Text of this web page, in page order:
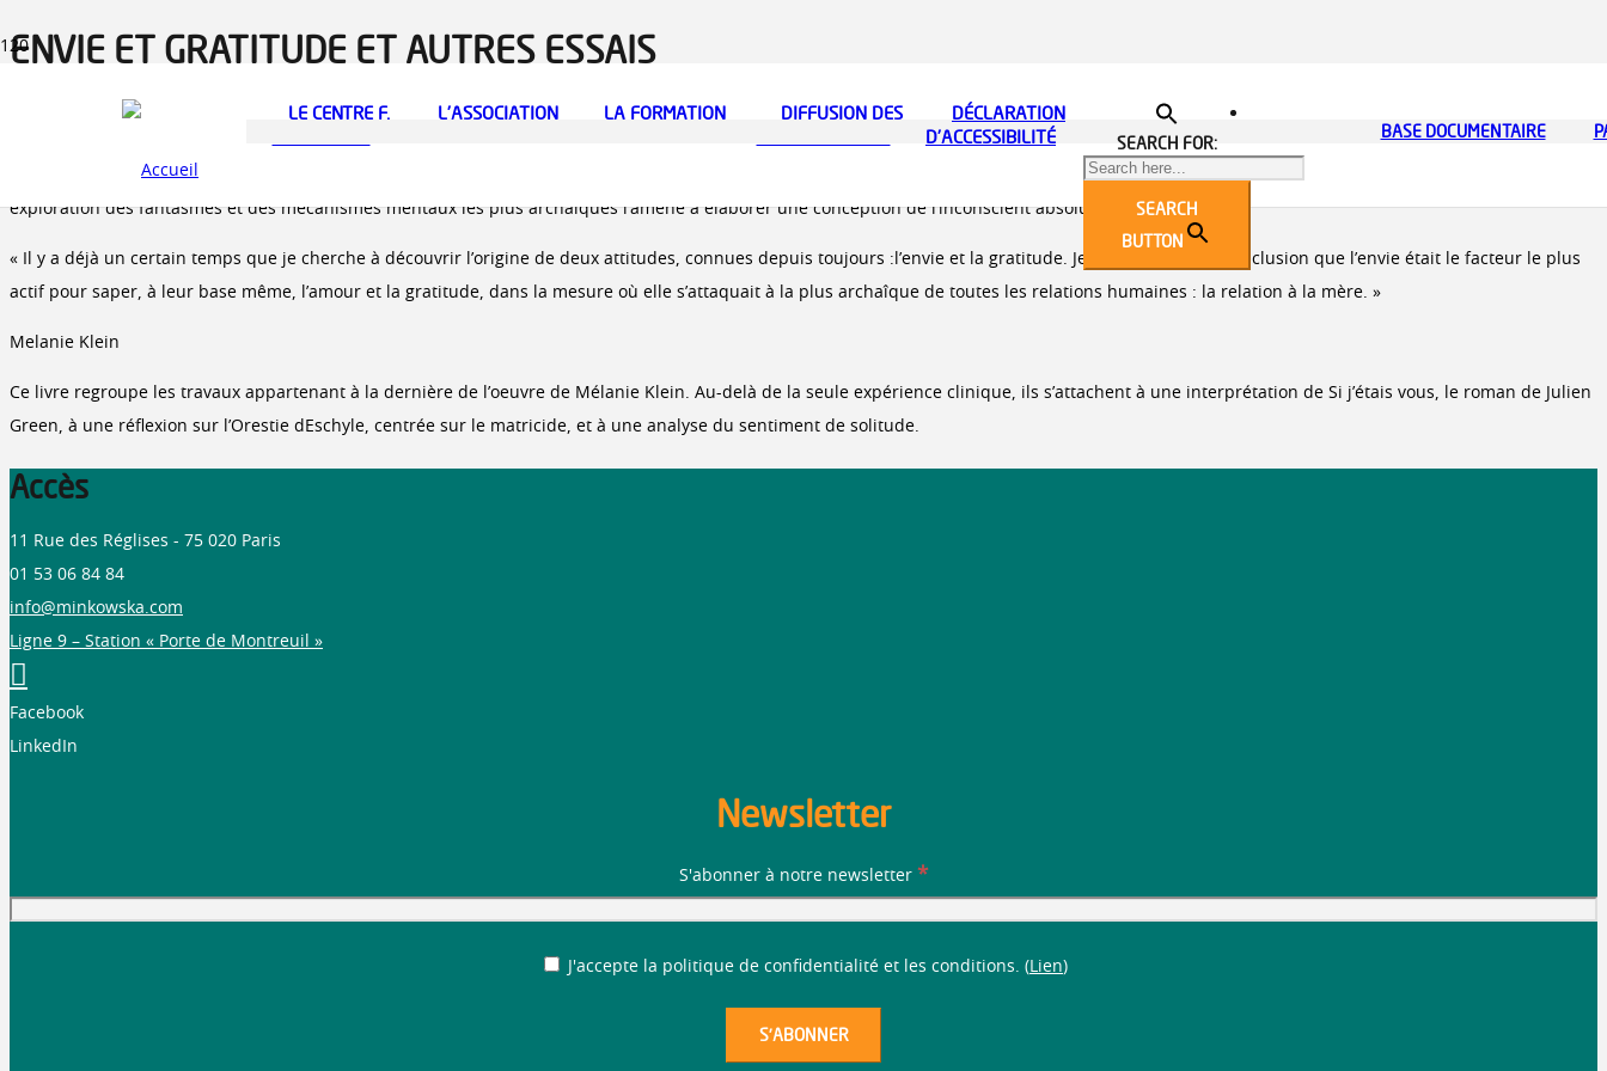
LE CENTRE F.
VOUS ÊTES UN PATIENT LA QUALITÉ ET LA GESTION DES RISQUES ACCESSIBILITÉ DES
L’ASSOCIATION
BIOGRAPHIE DES FONDATEURS CONSEIL D’ADMINISTRATION NOUS SOUTENIR
LA FORMATION
PRÉSENTATION CATALOGUE FORMATION 2026 CONTACTEZ-NOUS
DIFFUSION DES
BASE DOCUMENTAIRE
DÉCLARATION
D’ACCESSIBILITÉ
SEARCH FOR:
SEARCH
BUTTON
ENVIE ET GRATITUDE ET AUTRES ESSAIS
Melanie Klein (1882-1960) a commencé sa formation de psychanalyste à Budapest sous la direction de Ferenczi, puis à Berlin où elle est fortement influençée par les idées de Karl Abraham. Mais
c’est à Londres où elle s’installe à partir de 1926, sur l’invitation d’Ernest Jones qui fut un des premiersà reconnaître son génie, que se déploie toute son activité de clinicienne, de théoricienne et de
chef d’école. Mélanie Klein fut d’aborc célèbre pour son oeuvre de « pionnier » dans le domaine de la psychanalyse des enfants, où elle s’oppose aux vues d’Anna Freud. Mais, progressivement, son
exploration des fantasmes et des mécanismes mentaux les plus archaiques l’amène à élaborer une conception de l’inconscient absolument originale.
« Il y a déjà un certain temps que je cherche à découvrir l’origine de deux attitudes, connues depuis toujours :l’envie et la gratitude. Je suis arrivée à la conclusion que l’envie était le facteur le plus
actif pour saper, à leur base même, l’amour et la gratitude, dans la mesure où elle s’attaquait à la plus archaîque de toutes les relations humaines : la relation à la mère. »
Melanie Klein
Ce livre regroupe les travaux appartenant à la dernière de l’oeuvre de Mélanie Klein. Au-delà de la seule expérience clinique, ils s’attachent à une interprétation de Si j’étais vous, le roman de Julien
Green, à une réflexion sur l’Orestie dEschyle, centrée sur le matricide, et à une analyse du sentiment de solitude.
Accès
11 Rue des Réglises - 75 020 Paris
01 53 06 84 84
info@minkowska.com
Ligne 9 – Station « Porte de Montreuil »
Facebook
LinkedIn
Newsletter
S'abonner à notre newsletter *
J'accepte la politique de confidentialité et les conditions. ( Lien)